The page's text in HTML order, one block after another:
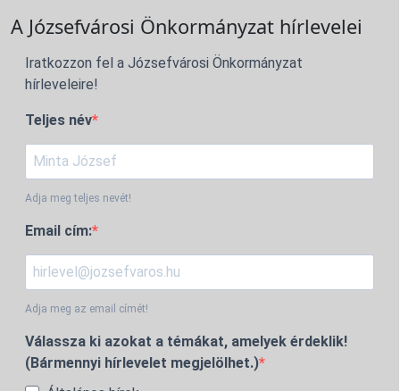
A Józsefvárosi Önkormányzat hírlevelei
Iratkozzon fel a Józsefvárosi Önkormányzat
hírleveleire!
Teljes név
Adja meg teljes nevét!
Email cím:
Adja meg az email címét!
Válassza ki azokat a témákat, amelyek érdeklik!
(Bármennyi hírlevelet megjelölhet.)